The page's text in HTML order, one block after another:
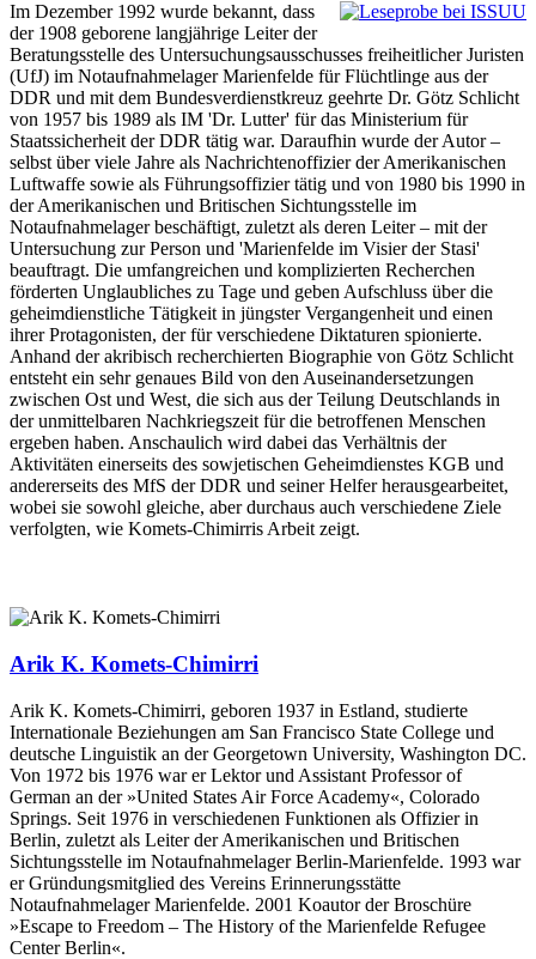
Im Dezember 1992 wurde bekannt, dass
der 1908 geborene langjährige Leiter der
Beratungsstelle des Untersuchungsausschusses freiheitlicher Juristen
(UfJ) im Notaufnahmelager Marienfelde für Flüchtlinge aus der
DDR und mit dem Bundesverdienstkreuz geehrte Dr. Götz Schlicht
von 1957 bis 1989 als IM 'Dr. Lutter' für das Ministerium für
Staatssicherheit der DDR tätig war. Daraufhin wurde der Autor –
selbst über viele Jahre als Nachrichtenoffizier der Amerikanischen
Luftwaffe sowie als Führungsoffizier tätig und von 1980 bis 1990 in
der Amerikanischen und Britischen Sichtungsstelle im
Notaufnahmelager beschäftigt, zuletzt als deren Leiter – mit der
Untersuchung zur Person und 'Marienfelde im Visier der Stasi'
beauftragt. Die umfangreichen und komplizierten Recherchen
förderten Unglaubliches zu Tage und geben Aufschluss über die
geheimdienstliche Tätigkeit in jüngster Vergangenheit und einen
ihrer Protagonisten, der für verschiedene Diktaturen spionierte.
Anhand der akribisch recherchierten Biographie von Götz Schlicht
entsteht ein sehr genaues Bild von den Auseinandersetzungen
zwischen Ost und West, die sich aus der Teilung Deutschlands in
der unmittelbaren Nachkriegszeit für die betroffenen Menschen
ergeben haben. Anschaulich wird dabei das Verhältnis der
Aktivitäten einerseits des sowjetischen Geheimdienstes KGB und
andererseits des MfS der DDR und seiner Helfer herausgearbeitet,
wobei sie sowohl gleiche, aber durchaus auch verschiedene Ziele
verfolgten, wie Komets-Chimirris Arbeit zeigt.
Arik K. Komets-Chimirri
Arik K. Komets-Chimirri, geboren 1937 in Estland, studierte
Internationale Beziehungen am San Francisco State College und
deutsche Linguistik an der Georgetown University, Washington DC.
Von 1972 bis 1976 war er Lektor und Assistant Professor of
German an der »United States Air Force Academy«, Colorado
Springs. Seit 1976 in verschiedenen Funktionen als Offizier in
Berlin, zuletzt als Leiter der Amerikanischen und Britischen
Sichtungsstelle im Notaufnahmelager Berlin-Marienfelde. 1993 war
er Gründungsmitglied des Vereins Erinnerungsstätte
Notaufnahmelager Marienfelde. 2001 Koautor der Broschüre
»Escape to Freedom – The History of the Marienfelde Refugee
Center Berlin«.